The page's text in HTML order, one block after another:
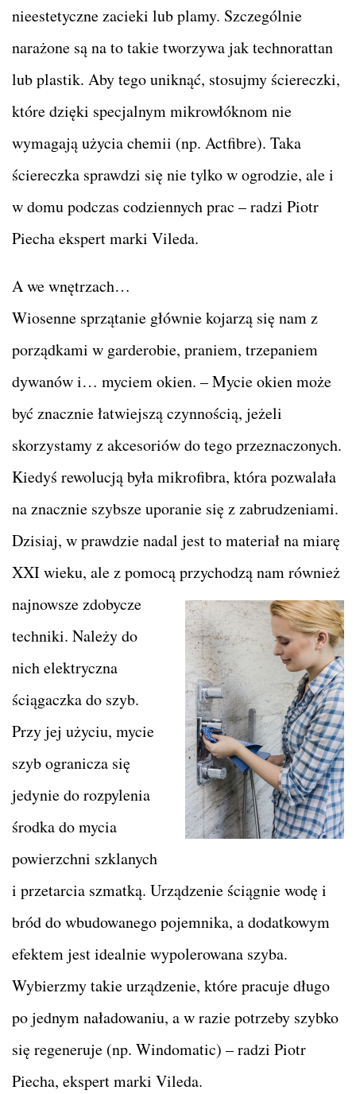
nieestetyczne zacieki lub plamy. Szczególnie
narażone są na to takie tworzywa jak technorattan
lub plastik. Aby tego uniknąć, stosujmy ściereczki,
które dzięki specjalnym mikrowłóknom nie
wymagają użycia chemii (np. Actfibre). Taka
ściereczka sprawdzi się nie tylko w ogrodzie, ale i
w domu podczas codziennych prac – radzi Piotr
Piecha ekspert marki Vileda.
A we wnętrzach…
Wiosenne sprzątanie głównie kojarzą się nam z
porządkami w garderobie, praniem, trzepaniem
dywanów i… myciem okien. – Mycie okien może
być znacznie łatwiejszą czynnością, jeżeli
skorzystamy z akcesoriów do tego przeznaczonych.
Kiedyś rewolucją była mikrofibra, która pozwalała
na znacznie szybsze uporanie się z zabrudzeniami.
Dzisiaj, w prawdzie nadal jest to materiał na miarę
XXI wieku, ale z pomocą przychodzą nam również
najnowszezdobycze
techniki. Należy do
nich elektryczna
ściągaczka do szyb.
Przy jej użyciu, mycie
szyb ogranicza się
jedynie do rozpylenia
środka do mycia
powierzchni szklanych
i przetarcia szmatką. Urządzenie ściągnie wodę i
bród do wbudowanego pojemnika, a dodatkowym
efektem jest idealnie wypolerowana szyba.
Wybierzmy takie urządzenie, które pracuje długo
po jednym naładowaniu, a w razie potrzeby szybko
się regeneruje (np. Windomatic) – radzi Piotr
Piecha, ekspert marki Vileda.